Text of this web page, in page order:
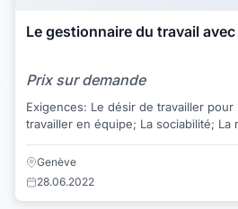
Le gestionnaire du travail
Prix sur demande
Exigences: Le désir de travailler pour
travailler en équipe; La sociabilité; La
Genève
28.06.2022